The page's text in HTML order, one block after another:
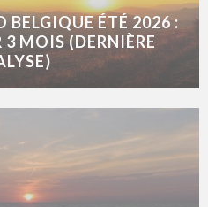
BELGIQUE ÉTÉ 2026 :
3 MOIS (DERNIÈRE